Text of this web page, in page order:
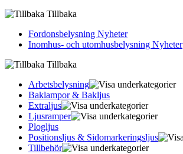
Tillbaka
Fordonsbelysning Nyheter
Inomhus- och utomhusbelysning Nyheter
Tillbaka
Arbetsbelysning
Baklampor & Bakljus
Extraljus
Ljusramper
Plogljus
Positionsljus & Sidomarkerings­ljus
Tillbehör